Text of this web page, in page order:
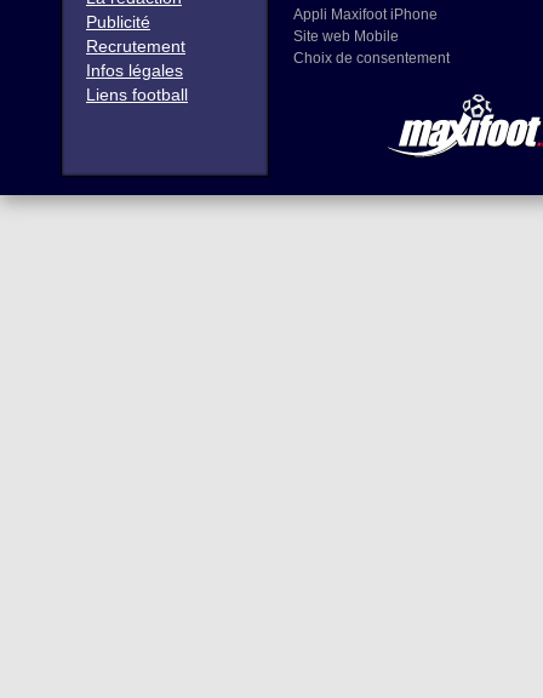
Publicité
Recrutement
Infos légales
Liens football
Appli Maxifoot iPhone
Site web Mobile
Choix de consentement